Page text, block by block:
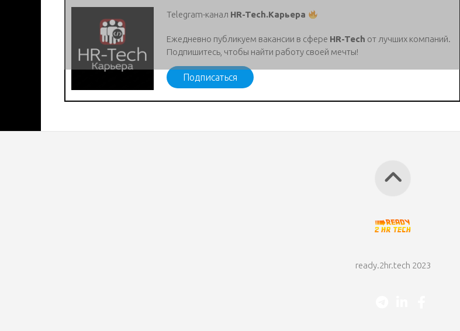
Telegram-канал HR-Tech.Карьера
Ежедневно публикуем вакансии в сфере HR-Tech от лучших компаний.
Подпишитесь, чтобы найти работу своей мечты!
Подписаться
ready.2hr.tech 2023